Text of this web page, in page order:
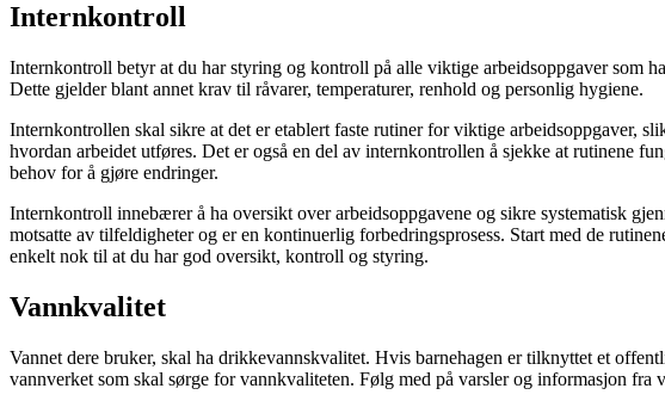
Internkontroll
Internkontroll betyr at du har styring og kontroll på alle viktige arbeidsoppgaver som
Dette gjelder blant annet krav til råvarer, temperaturer, renhold og personlig hygiene.
Internkontrollen skal sikre at det er etablert faste rutiner for viktige arbeidsoppgaver,
hvordan arbeidet utføres. Det er også en del av internkontrollen å sjekke at rutinene
behov for å gjøre endringer.
Internkontroll innebærer å ha oversikt over arbeidsoppgavene og sikre systematisk
motsatte av tilfeldigheter og er en kontinuerlig forbedringsprosess. Start med de
enkelt nok til at du har god oversikt, kontroll og styring.
Vannkvalitet
Vannet dere bruker, skal ha drikkevannskvalitet. Hvis barnehagen er tilknyttet et
vannverket som skal sørge for vannkvaliteten. Følg med på varsler og informasjon fra